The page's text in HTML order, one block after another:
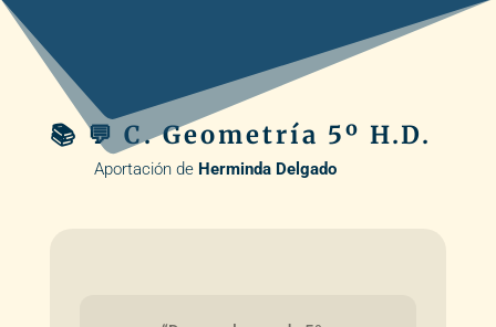
📚 💬 C. Geometría 5º H.D.
Aportación de Herminda Delgado